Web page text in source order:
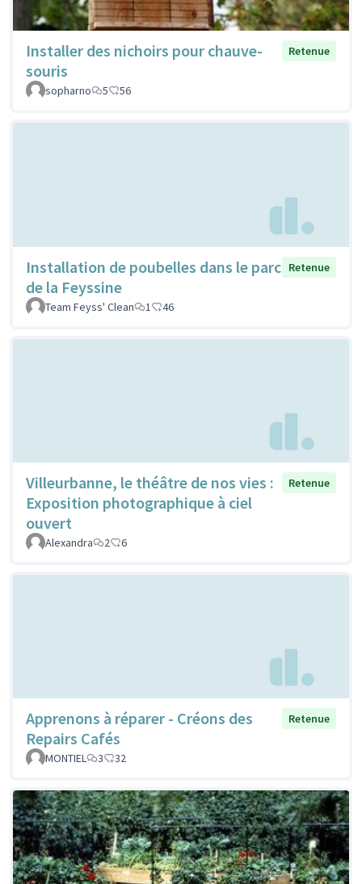
Installer des nichoirs pour chauve-
souris
Retenue
sopharno 5 56
Installation de poubelles dans le parc
de la Feyssine
Retenue
Team Feyss' Clean 1 46
Villeurbanne, le théâtre de nos vies :
Exposition photographique à ciel
ouvert
Retenue
Alexandra 2 6
Apprenons à réparer - Créons des
Repairs Cafés
Retenue
MONTIEL 3 32